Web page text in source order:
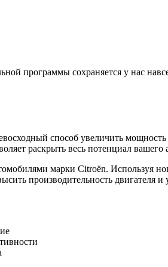
программы сохраняется у нас
способ увеличить
раскрыть весь потенциал вашего
марки Citroën. Используя
производительность двигателя и